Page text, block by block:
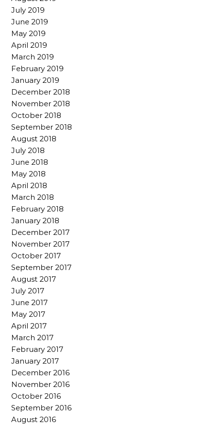
July 2019
June 2019
May 2019
April 2019
March 2019
February 2019
January 2019
December 2018
November 2018
October 2018
September 2018
August 2018
July 2018
June 2018
May 2018
April 2018
March 2018
February 2018
January 2018
December 2017
November 2017
October 2017
September 2017
August 2017
July 2017
June 2017
May 2017
April 2017
March 2017
February 2017
January 2017
December 2016
November 2016
October 2016
September 2016
August 2016